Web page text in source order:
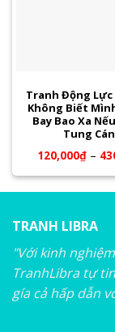
Tranh Động Lực
Không Biết
Bay Bao Xa
Tung
120,000₫–
TRANH LIBRA
"Với kinh
TranhLibra tự
gía cả hấp dẫn